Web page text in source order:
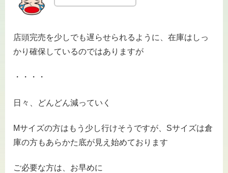
店頭完売を少しでも遅らせられるように、在庫はしっ
かり確保しているのではありますが
・・・・
日々、どんどん減っていく
Mサイズの方はもう少し行けそうですが、Sサイズは倉
庫の方もあらかた底が見え始めております
ご必要な方は、お早めに